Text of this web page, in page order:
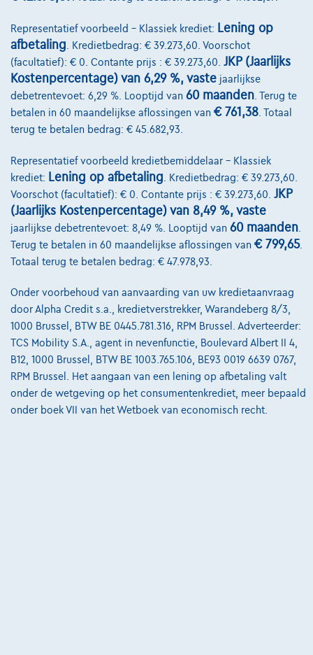
PANO DAK, ZETELVERWARMING, LED, CAMERA, DODEHOEK AMG-LINE,
08/2017
65.712 km Benzine Automaat 115 kW ( 157 PK )
€27.490 1
Ontdek het volledige cijfervoorbeeld
Vergelijk
Bekijk wagen
Representatief voorbeeld – Klassiek krediet: Lening op
afbetaling . Kredietbedrag: € 39.273,60. Voorschot
(facultatief): € 0. Contante prijs : € 39.273,60. JKP (Jaarlijks
Kostenpercentage) van 6,29 %, vaste jaarlijkse
debetrentevoet: 6,29 %. Looptijd van 60 maanden . Terug te
betalen in 60 maandelijkse aflossingen van € 761,38 . Totaal
terug te betalen bedrag: € 45.682,93.
Representatief voorbeeld kredietbemiddelaar – Klassiek
krediet: Lening op afbetaling . Kredietbedrag: € 39.273,60.
Voorschot (facultatief): € 0. Contante prijs : € 39.273,60. JKP
(Jaarlijks Kostenpercentage) van 8,49 %, vaste
jaarlijkse debetrentevoet: 8,49 %. Looptijd van 60 maanden
Terug te betalen in 60 maandelijkse aflossingen van € 799,65.
Totaal terug te betalen bedrag: € 47.978,93.
Onder voorbehoud van aanvaarding van uw kredietaanvraag
door Alpha Credit s.a., kredietverstrekker, Warandeberg 8/3,
1000 Brussel, BTW BE 0445.781.316, RPM Brussel. Adverteerder:
TCS Mobility S.A., agent in nevenfunctie, Boulevard Albert II 4,
B12, 1000 Brussel, BTW BE 1003.765.106, BE93 0019 6639 0767,
RPM Brussel. Het aangaan van een lening op afbetaling valt
onder de wetgeving op het consumentenkrediet, meer bepaald
onder boek VII van het Wetboek van economisch recht.